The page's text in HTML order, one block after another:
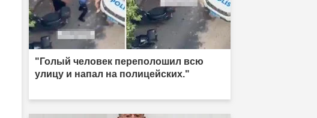
"Голый человек переполошил всю
улицу и напал на полицейских."